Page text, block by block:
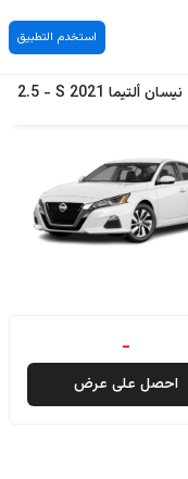
استخدم التطبيق
نيسانألتيما 2021
S
-
2.5
-
احصل على عرض